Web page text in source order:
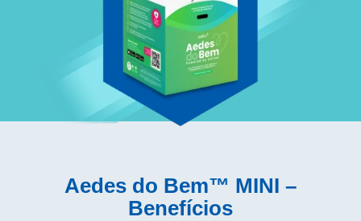
Aedes do Bem™ MINI –
Benefícios